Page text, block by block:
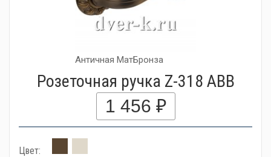
Античная МатБронза
Розеточная ручка Z-318 ABB
1 456 ₽
Цвет: